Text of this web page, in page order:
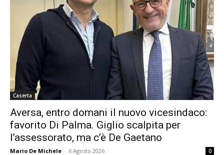
Caserta
Aversa, entro domani il nuovo vicesindaco:
favorito Di Palma. Giglio scalpita per
l’assessorato, ma c’è De Gaetano
Mario De Michele - 6 Agosto 2026 0